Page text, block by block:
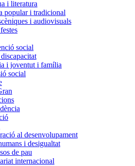
i literatura
popular i tradicional
i audiovisuals
social
i joventut i família
social
al desenvolupament
i desigualtat
de pau
internacional